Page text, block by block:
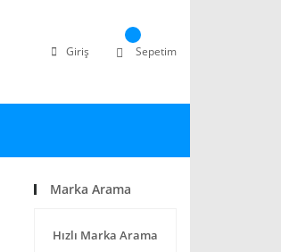
Giriş Sepetim
Marka Arama
Hızlı Marka Arama